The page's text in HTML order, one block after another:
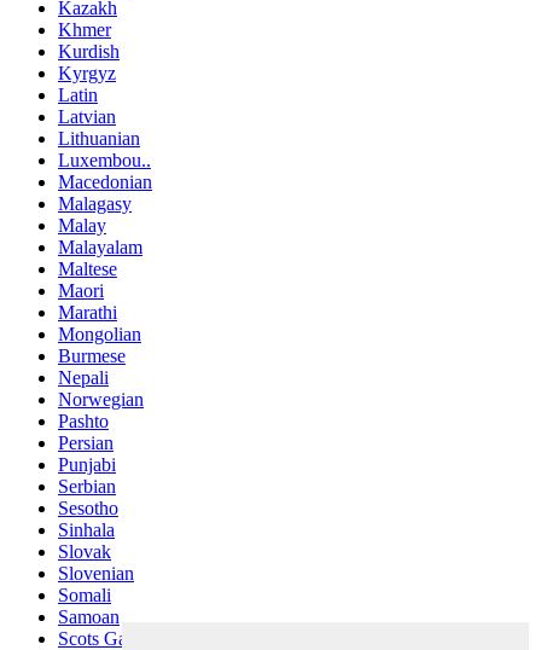
Kazakh
Khmer
Kurdish
Kyrgyz
Latin
Latvian
Lithuanian
Luxembou..
Macedonian
Malagasy
Malay
Malayalam
Maltese
Maori
Marathi
Mongolian
Burmese
Nepali
Norwegian
Pashto
Persian
Punjabi
Serbian
Sesotho
Sinhala
Slovak
Slovenian
Somali
Samoan
Scots Gaelic